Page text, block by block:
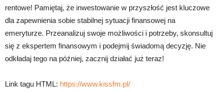
rentowe! Pamiętaj, że inwestowanie w przyszłość jest kluczowe
dla zapewnienia sobie stabilnej sytuacji finansowej na
emeryturze. Przeanalizuj swoje możliwości i potrzeby, skonsultuj
się z ekspertem finansowym i podejmij świadomą decyzję. Nie
odkładaj tego na później, zacznij działać już teraz!
Link tagu HTML: https://www.kissfm.pl/